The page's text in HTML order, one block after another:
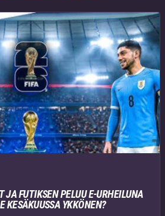
JA FUTIKSEN PELUU E-URHEILUNA
KESÄKUUSSA YKKÖNEN?